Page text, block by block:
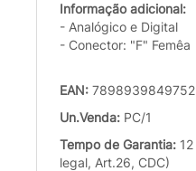
Informação adicional:
- Analógico e Digital
- Conector: "F" Femêa
EAN: 7898939849752
Un.Venda: PC/1
Tempo de Garantia:
legal, Art.26, CDC)